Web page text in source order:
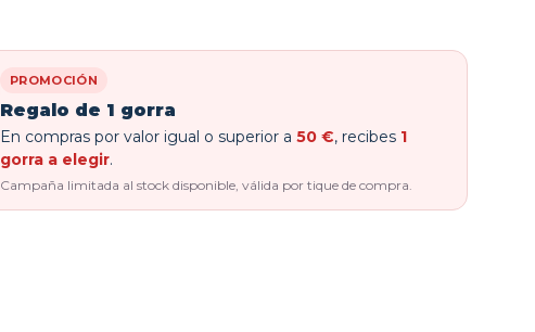
PROMOCIÓN
Regalo de 1 gorra
En compras por valor igual o superior a 50 €, recibes 1
gorra a elegir.
Campaña limitada al stock disponible, válida por tique de compra.